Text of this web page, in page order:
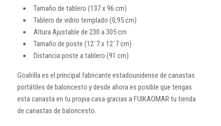
Tamaño de tablero (137 x 96 cm)
Tablero de vidrio templado (0,95 cm)
Altura Ajustable de 230 a 305 cm
Tamaño de poste (12´7 x 12´7 cm)
Distancia poste a tablero (91 cm)
Goalrilla es el principal fabricante estadounidense de canastas
portátiles de baloncesto y desde ahora es posible que tengas
esta canasta en tu propia casa gracias a FUIKAOMAR tu tienda
de canastas de baloncesto.